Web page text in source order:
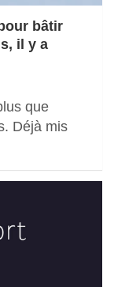
bâtir
il y a
que
Déjà mis